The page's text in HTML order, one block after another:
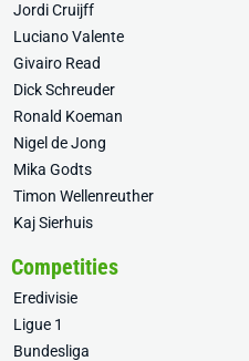
Jordi Cruijff
Luciano Valente
Givairo Read
Dick Schreuder
Ronald Koeman
Nigel de Jong
Mika Godts
Timon Wellenreuther
Kaj Sierhuis
Competities
Eredivisie
Ligue 1
Bundesliga